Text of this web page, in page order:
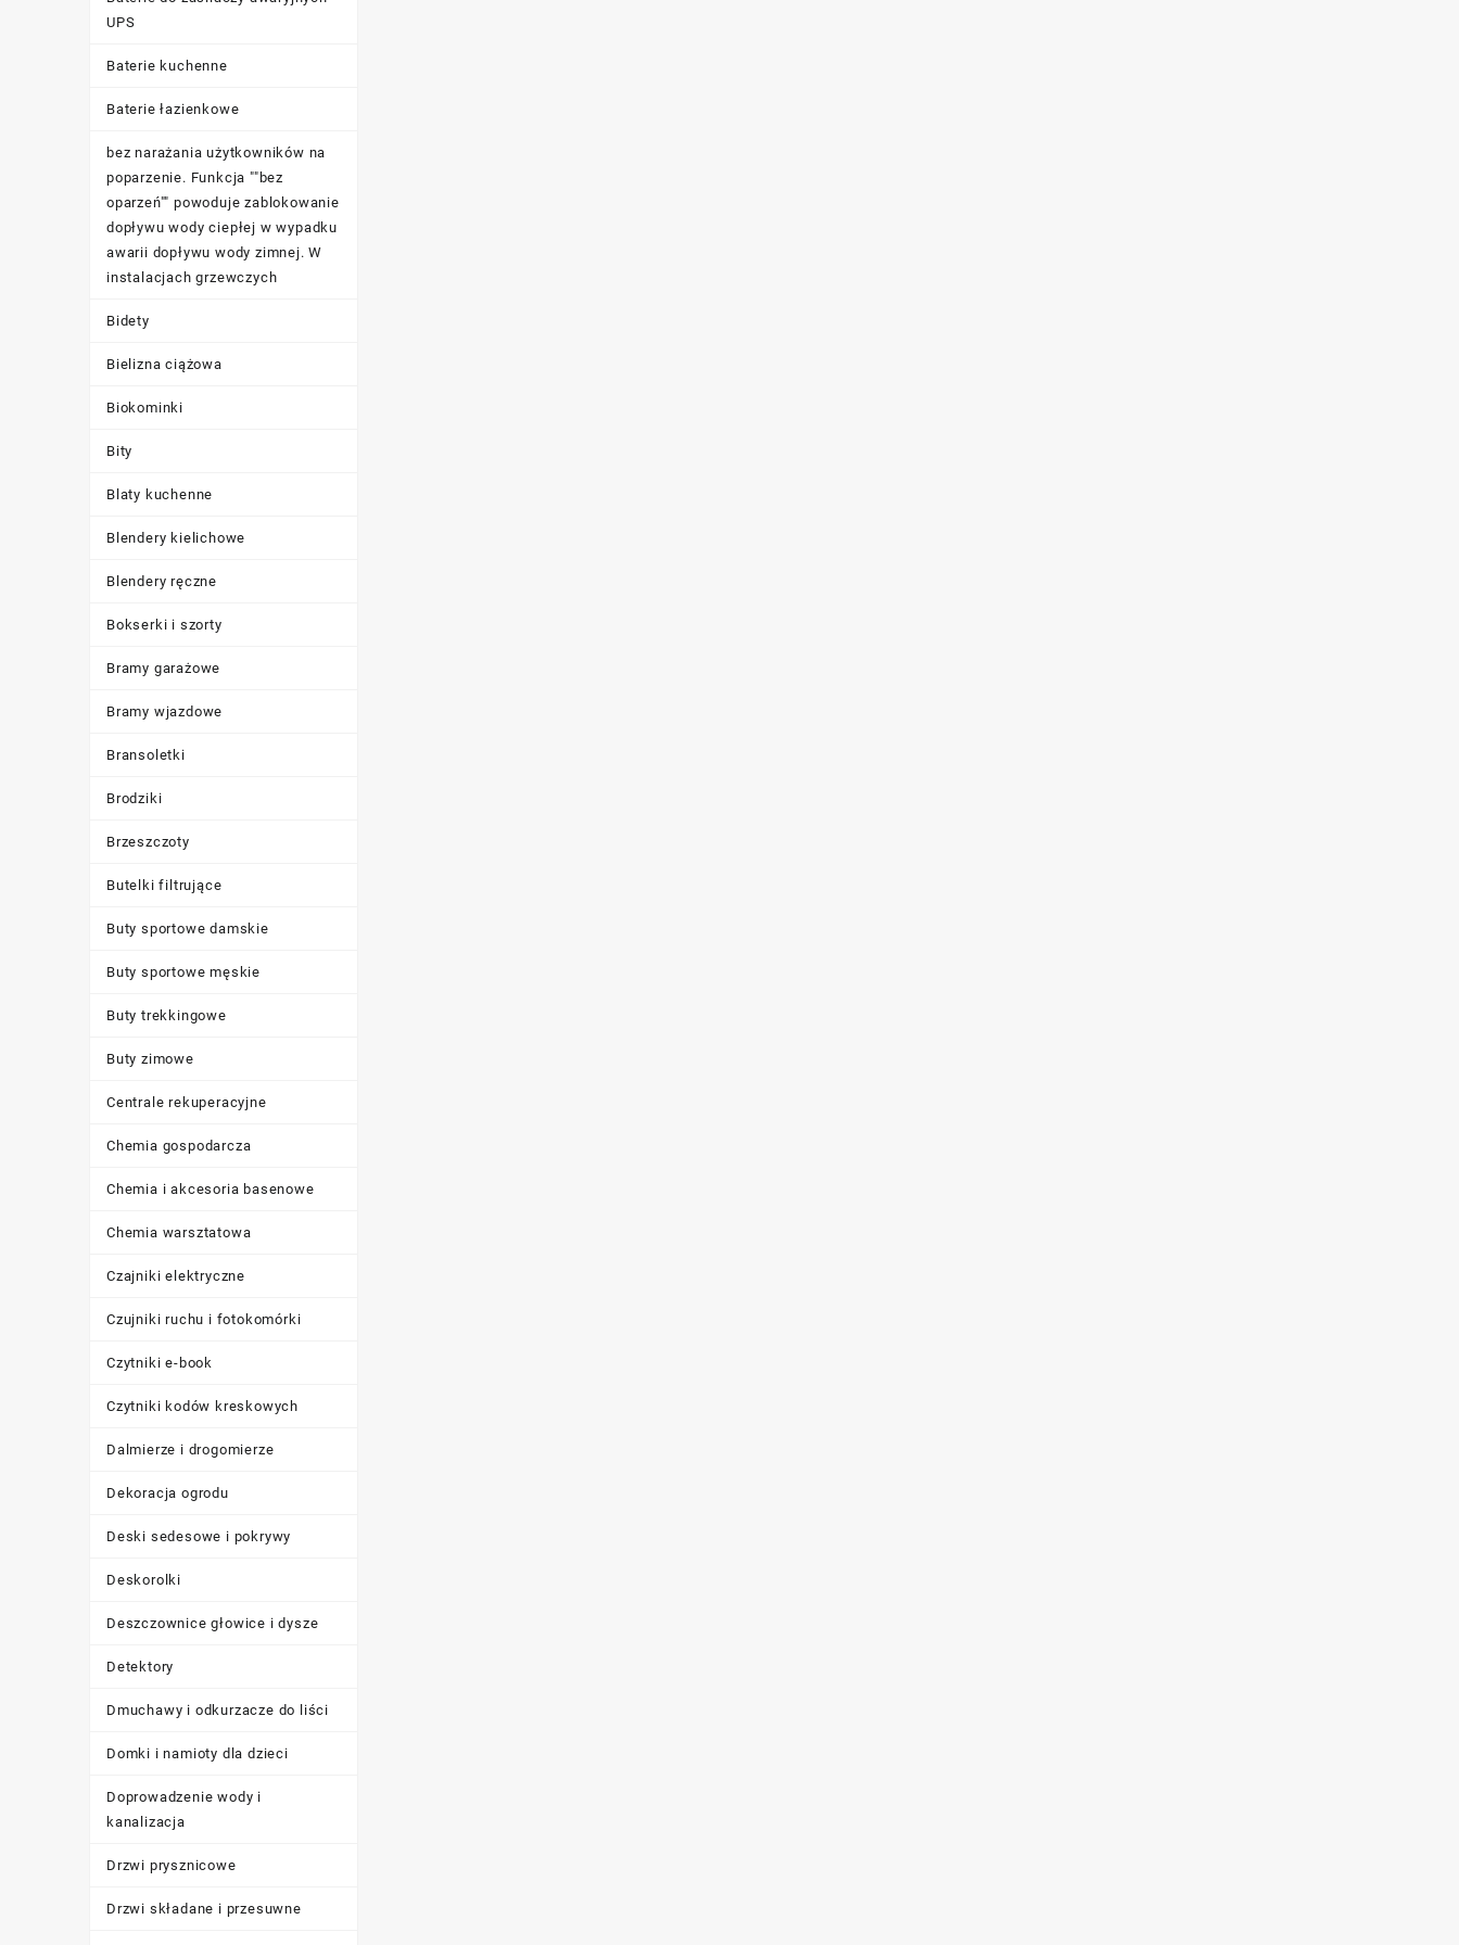
UPS
Baterie kuchenne
Baterie łazienkowe
bez narażania użytkowników na
poparzenie. Funkcja ""bez
oparzeń"" powoduje zablokowanie
dopływu wody ciepłej w wypadku
awarii dopływu wody zimnej. W
instalacjach grzewczych
Bidety
Bielizna ciążowa
Biokominki
Bity
Blaty kuchenne
Blendery kielichowe
Blendery ręczne
Bokserki i szorty
Bramy garażowe
Bramy wjazdowe
Bransoletki
Brodziki
Brzeszczoty
Butelki filtrujące
Buty sportowe damskie
Buty sportowe męskie
Buty trekkingowe
Buty zimowe
Centrale rekuperacyjne
Chemia gospodarcza
Chemia i akcesoria basenowe
Chemia warsztatowa
Czajniki elektryczne
Czujniki ruchu i fotokomórki
Czytniki e-book
Czytniki kodów kreskowych
Dalmierze i drogomierze
Dekoracja ogrodu
Deski sedesowe i pokrywy
Deskorolki
Deszczownice głowice i dysze
Detektory
Dmuchawy i odkurzacze do liści
Domki i namioty dla dzieci
Doprowadzenie wody i
kanalizacja
Drzwi prysznicowe
Drzwi składane i przesuwne